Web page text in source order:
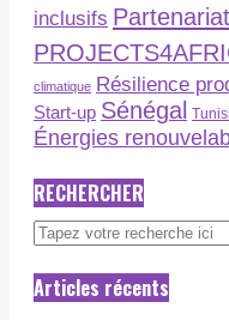
inclusifs
climatique Résilience
Start-up Sénégal
Énergies
RECHERCHER
Articles récents